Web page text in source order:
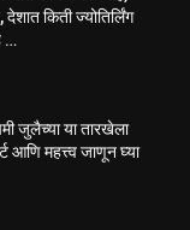
किती ज्योतिर्लिंग
…
जुलैच्या या तारखेला
आणि महत्त्व जाणून घ्या